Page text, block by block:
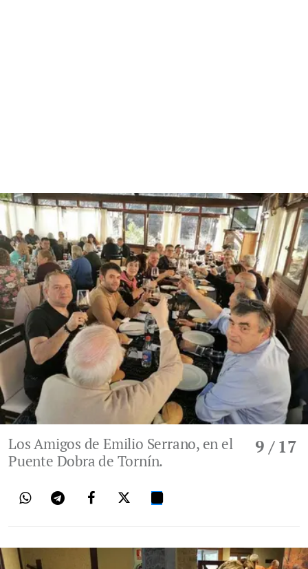
9 / 17
Los Amigos de Emilio Serrano, en el
Puente Dobra de Tornín.